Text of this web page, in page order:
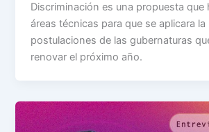
Discriminación es una propuesta que
áreas técnicas para que se aplicara
postulaciones de las gubernaturas
renovar el próximo año.